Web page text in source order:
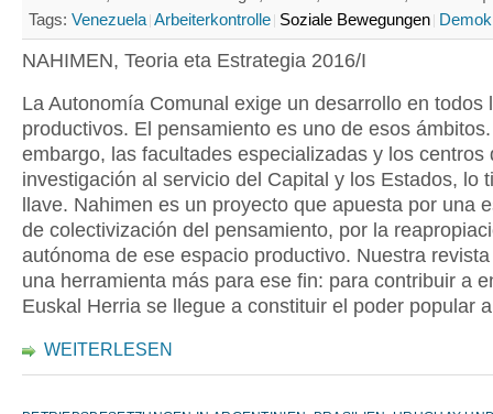
Tags: Venezuela Arbeiterkontrolle Soziale Bewegungen
NAHIMEN, Teoria eta Estrategia 2016/I
La Autonomía Comunal exige un desarrollo en todos
productivos. El pensamiento es uno de esos
embargo, las facultades especializadas y los centros
investigación al servicio del Capital y los Estados, lo
llave. Nahimen es un proyecto que apuesta por una
de colectivización del pensamiento, por la
autónoma de ese espacio productivo. Nuestra
una herramienta más para ese fin: para contribuir a
Euskal Herria se llegue a constituir el poder popular
WEITERLESEN